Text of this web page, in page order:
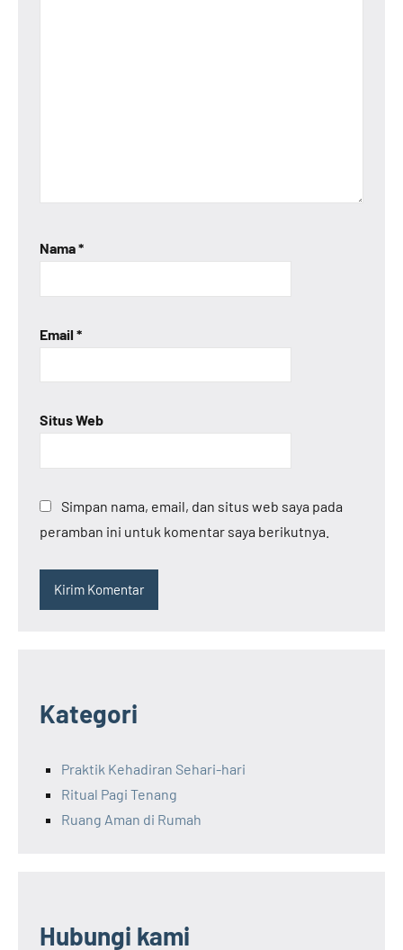
Nama*
Email *
Situs Web
Simpan nama, email, dan situs web saya pada
peramban ini untuk komentar saya berikutnya.
Kategori
Praktik Kehadiran Sehari-hari
Ritual Pagi Tenang
Ruang Aman di Rumah
Hubungi kami